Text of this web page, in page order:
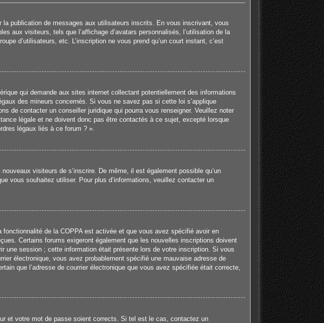
la publication de messages aux utilisateurs inscrits. En vous inscrivant, vous
aux visiteurs, tels que l’affichage d’avatars personnalisés, l’utilisation de la
d’utilisateurs, etc. L’inscription ne vous prend qu’un court instant, c’est
qui demande aux sites internet collectant potentiellement des informations
des mineurs concernés. Si vous ne savez pas si cette loi s’applique
de contacter un conseiller juridique qui pourra vous renseigner. Veuillez noter
légale et ne doivent donc pas être contactés à ce sujet, excepté lorsque
légaux liés à ce forum ? ».
visiteurs de s’inscrire. De même, il est également possible qu’un
vous souhaitez utiliser. Pour plus d’informations, veuillez contacter un
de la COPPA est activée et que vous avez spécifié avoir en
Certains forums exigeront également que les nouvelles inscriptions doivent
une session ; cette information était présente lors de votre inscription. Si vous
électronique, vous avez probablement spécifié une mauvaise adresse de
que l’adresse de courrier électronique que vous avez spécifiée était correcte,
et votre mot de passe soient corrects. Si tel est le cas, contactez un